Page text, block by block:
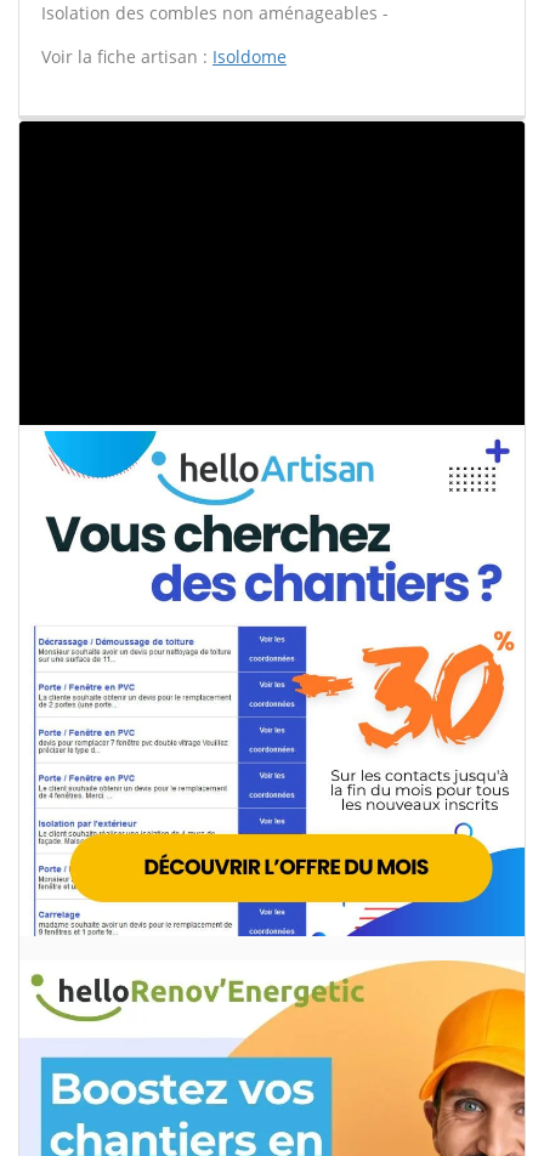
Isolation des combles non aménageables -
Voir la fiche artisan : Isoldome